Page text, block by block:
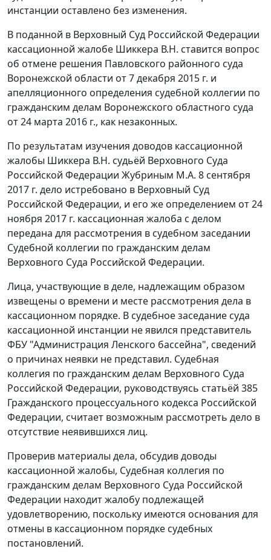
инстанции оставлено без изменения.
В поданной в Верховный Суд Российской Федерации
кассационной жалобе Шиккера В.Н. ставится вопрос
об отмене решения Павловского районного суда
Воронежской области от 7 декабря 2015 г. и
апелляционного определения судебной коллегии по
гражданским делам Воронежского областного суда
от 24 марта 2016 г., как незаконных.
По результатам изучения доводов кассационной
жалобы Шиккера В.Н. судьёй Верховного Суда
Российской Федерации Жубриным М.А. 8 сентября
2017 г. дело истребовано в Верховный Суд
Российской Федерации, и его же определением от 24
ноября 2017 г. кассационная жалоба с делом
передана для рассмотрения в судебном заседании
Судебной коллегии по гражданским делам
Верховного Суда Российской Федерации.
Лица, участвующие в деле, надлежащим образом
извещены о времени и месте рассмотрения дела в
кассационном порядке. В судебное заседание суда
кассационной инстанции не явился представитель
ФБУ "Администрация Ленского бассейна", сведений
о причинах неявки не представил. Судебная
коллегия по гражданским делам Верховного Суда
Российской Федерации, руководствуясь статьёй 385
Гражданского процессуального кодекса Российской
Федерации, считает возможным рассмотреть дело в
отсутствие неявившихся лиц.
Проверив материалы дела, обсудив доводы
кассационной жалобы, Судебная коллегия по
гражданским делам Верховного Суда Российской
Федерации находит жалобу подлежащей
удовлетворению, поскольку имеются основания для
отмены в кассационном порядке судебных
постановлений.